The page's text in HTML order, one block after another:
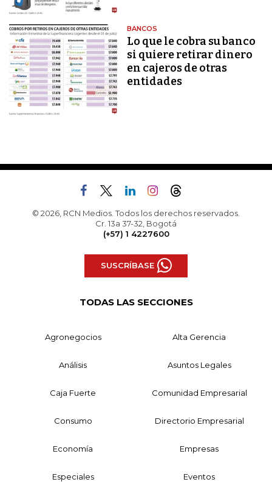
BANCOS
Lo que le cobra su banco
si quiere retirar dinero
en cajeros de otras
entidades
© 2026, RCN Medios. Todos los derechos reservados.
Cr. 13a 37-32, Bogotá
(+57) 1 4227600
SUSCRÍBASE
TODAS LAS SECCIONES
Agronegocios Alta Gerencia
Análisis Asuntos Legales
Caja Fuerte Comunidad Empresarial
Consumo Directorio Empresarial
Economía Empresas
Especiales Eventos